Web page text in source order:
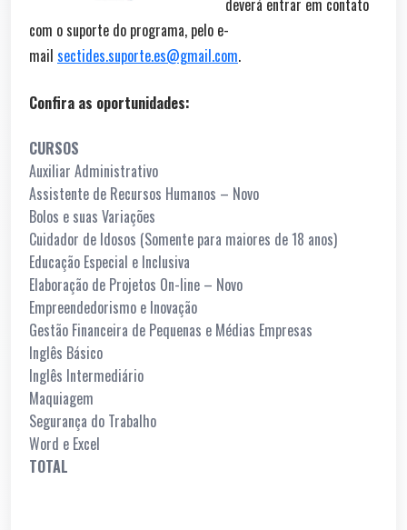
com o suporte do programa, pelo e-
mail sectides.suporte.es@gmail.com.
Confira as oportunidades:
CURSOS
Auxiliar Administrativo
Assistente de Recursos Humanos – Novo
Bolos e suas Variações
Cuidador de Idosos (Somente para maiores de 18 anos)
Educação Especial e Inclusiva
Elaboração de Projetos On-line – Novo
Empreendedorismo e Inovação
Gestão Financeira de Pequenas e Médias Empresas
Inglês Básico
Inglês Intermediário
Maquiagem
Segurança do Trabalho
Word e Excel
TOTAL